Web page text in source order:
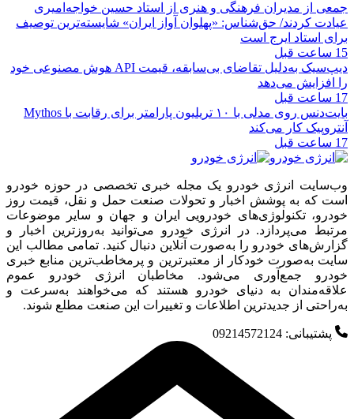
جمعی از مدیران فرهنگی و هنری از استاد حسین خواجه‌امیری
عیادت کردند/ حق‌شناس: «پهلوان آواز ایران» شایسته‌ترین توصیف
برای استاد ایرج است
15 ساعت قبل
دیپ‌سیک به‌دلیل تقاضای بی‌سابقه، قیمت API هوش مصنوعی خود
را افزایش می‌دهد
17 ساعت قبل
بایت‌دنس روی مدلی با ۱۰ تریلیون پارامتر برای رقابت با Mythos
آنتروپیک کار می‌کند
17 ساعت قبل
وب‌سایت انرژی خودرو یک مجله خبری تخصصی در حوزه خودرو
است که به پوشش اخبار و تحولات صنعت حمل و نقل، قیمت روز
خودرو، تکنولوژی‌های خودرویی ایران و جهان و سایر موضوعات
مرتبط می‌پردازد. در انرژی خودرو می‌توانید به‌روزترین اخبار و
گزارش‌های خودرو را به‌صورت آنلاین دنبال کنید. تمامی مطالب این
سایت به‌صورت خودکار از معتبرترین و پرمخاطب‌ترین منابع خبری
خودرو جمع‌آوری می‌شود. مخاطبان انرژی خودرو عموم
علاقه‌مندان به دنیای خودرو هستند که می‌خواهند به‌سرعت و
به‌راحتی از جدیدترین اطلاعات و تغییرات این صنعت مطلع شوند.
پشتیبانی: 09214572124